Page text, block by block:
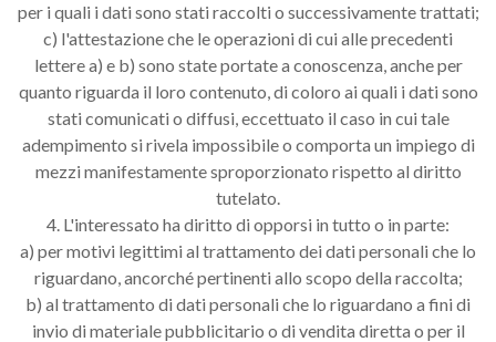
per i quali i dati sono stati raccolti o successivamente trattati;
c) l'attestazione che le operazioni di cui alle precedenti
lettere a) e b) sono state portate a conoscenza, anche per
quanto riguarda il loro contenuto, di coloro ai quali i dati sono
stati comunicati o diffusi, eccettuato il caso in cui tale
adempimento si rivela impossibile o comporta un impiego di
mezzi manifestamente sproporzionato rispetto al diritto
tutelato.
4. L'interessato ha diritto di opporsi in tutto o in parte:
a) per motivi legittimi al trattamento dei dati personali che lo
riguardano, ancorché pertinenti allo scopo della raccolta;
b) al trattamento di dati personali che lo riguardano a fini di
invio di materiale pubblicitario o di vendita diretta o per il